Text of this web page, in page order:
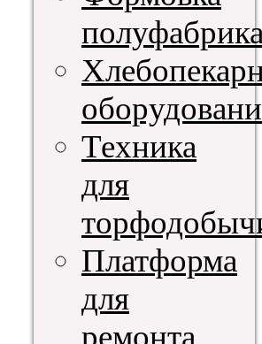
Техника
для
Платформа
для
ремонта